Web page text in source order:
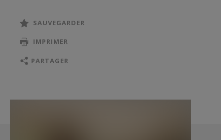
buanderie..)
ville, cette propriété dévoile un art de vivre rare,
au cœur d’un écrin de verdure soigneusement
Les informations sur les risques auxquels ce
SAUVEGARDER
IMPRIMER
PARTAGER